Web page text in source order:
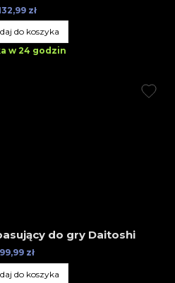
zł
do koszyka
w 24 godzin
do gry Daitoshi
99,99 zł
do koszyka